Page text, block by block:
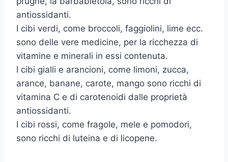
antiossidanti.
I cibi verdi, come broccoli, faggiolini, lime ecc.
sono delle vere medicine, per la ricchezza di
vitamine e minerali in essi contenuta.
I cibi gialli e arancioni, come limoni, zucca,
arance, banane, carote, mango sono ricchi di
vitamina C e di carotenoidi dalle proprietà
antiossidanti.
I cibi rossi, come fragole, mele e pomodori,
sono ricchi di luteina e di licopene.